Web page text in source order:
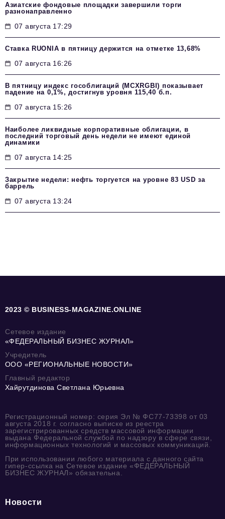
Азиатские фондовые площадки завершили торги
разнонаправленно
07 августа 17:29
Ставка RUONIA в пятницу держится на отметке 13,68%
07 августа 16:26
В пятницу индекс гособлигаций (MCXRGBI) показывает
падение на 0,1%, достигнув уровня 115,40 б.п.
07 августа 15:26
Наиболее ликвидные корпоративные облигации, в
последний торговый день недели не имеют единой
динамики
07 августа 14:25
Закрытие недели: нефть торгуется на уровне 83 USD за
баррель
07 августа 13:24
2023 © BUSINESS-MAGAZINE.ONLINE
Сетевое издание
«ФЕДЕРАЛЬНЫЙ БИЗНЕС ЖУРНАЛ»
Учредитель
ООО «РЕГИОНАЛЬНЫЕ НОВОСТИ»
Главный редактор
Хайрутдинова Светлана Юрьевна
Регистрационный номер: серия Эл № ФС77-73398 от 03
августа 2018 г. согласно выписке из реестра
зарегистрированных средств массовой информации
выдана Федеральной службой по надзору в сфере связи,
информационных технологий и массовых коммуникаций.
При использовании любого материала с данного сайта
гипер-ссылка на Сетевое издание «ФЕДЕРАЛЬНЫЙ
БИЗНЕС ЖУРНАЛ» обязательна.
Новости